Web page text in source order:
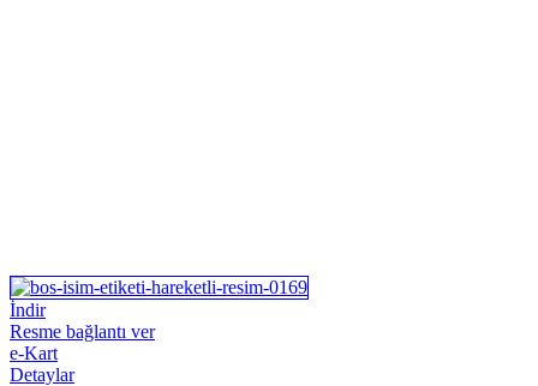
İndir
Resme bağlantı ver
e-Kart
Detaylar